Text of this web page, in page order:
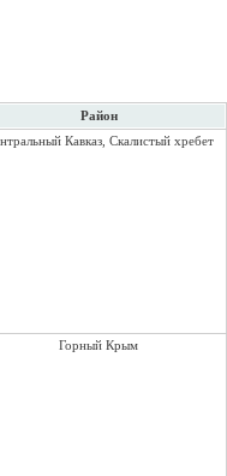
Район
Кавказ, Скалистый хребет
Горный Крым